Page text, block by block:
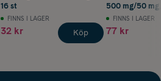
16 st
FINNS I LAGER
32 kr Köp
500 mg/50
FINNS I LAGER
77 kr